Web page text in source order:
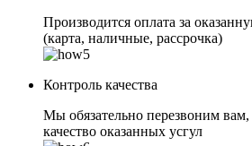
Производится оплата за
(карта, наличные, рассрочка)
Контроль качества
Мы обязательно перезвоним
качество оказанных усгул